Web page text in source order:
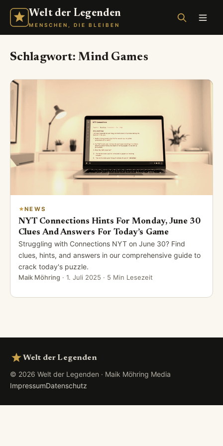
Welt der Legenden
MENSCHEN, DIE BLEIBEN
Schlagwort:Mind Games
NEWS
NYT Connections Hints For Monday, June 30
Clues And Answers For Today’s Game
Struggling with Connections NYT on June 30? Find
clues, hints, and answers in our comprehensive guide to
crack today's puzzle.
Maik Möhring · 1. Juli 2025 · 5 Min Lesezeit
Welt der Legenden
© 2026 Welt der Legenden · Maik Möhring Media
ImpressumDatenschutz